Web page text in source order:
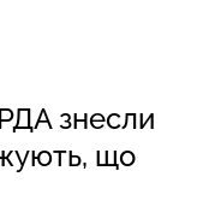
РДА знесли
що